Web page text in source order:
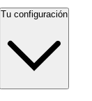
Tu configuración